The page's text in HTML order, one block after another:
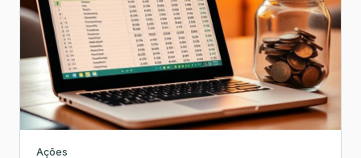
Ações